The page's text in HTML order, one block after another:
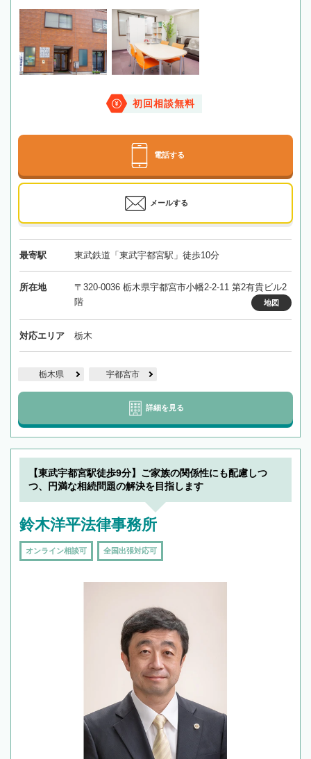
初回相談無料
電話する
メールする
最寄駅 東武鉄道「東武宇都宮駅」徒歩10分
所在地
〒320-0036 栃木県宇都宮市小幡2-2-11 第2有貴ビル2
階
地図
対応エリア 栃木
栃木県 宇都宮市
詳細を見る
【東武宇都宮駅徒歩9分】ご家族の関係性にも配慮しつ
つ、円満な相続問題の解決を目指します
鈴木洋平法律事務所
オンライン相談可 全国出張対応可